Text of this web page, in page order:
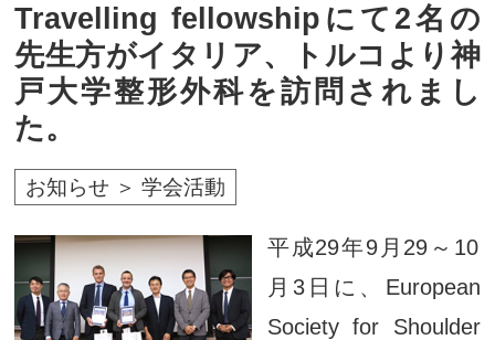
Travelling fellowshipにて2名の
先生方がイタリア、トルコより神
戸大学整形外科を訪問されまし
た。
お知らせ ＞ 学会活動
平成29年9月29～10
月3日に、European
Society for Shoulder